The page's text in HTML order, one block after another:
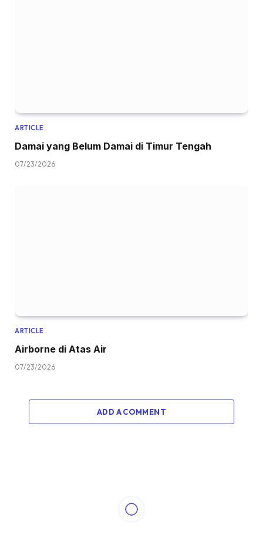
ARTICLE
Damai yang Belum Damai di Timur Tengah
07/23/2026
ARTICLE
Airborne di Atas Air
07/23/2026
ADD A COMMENT